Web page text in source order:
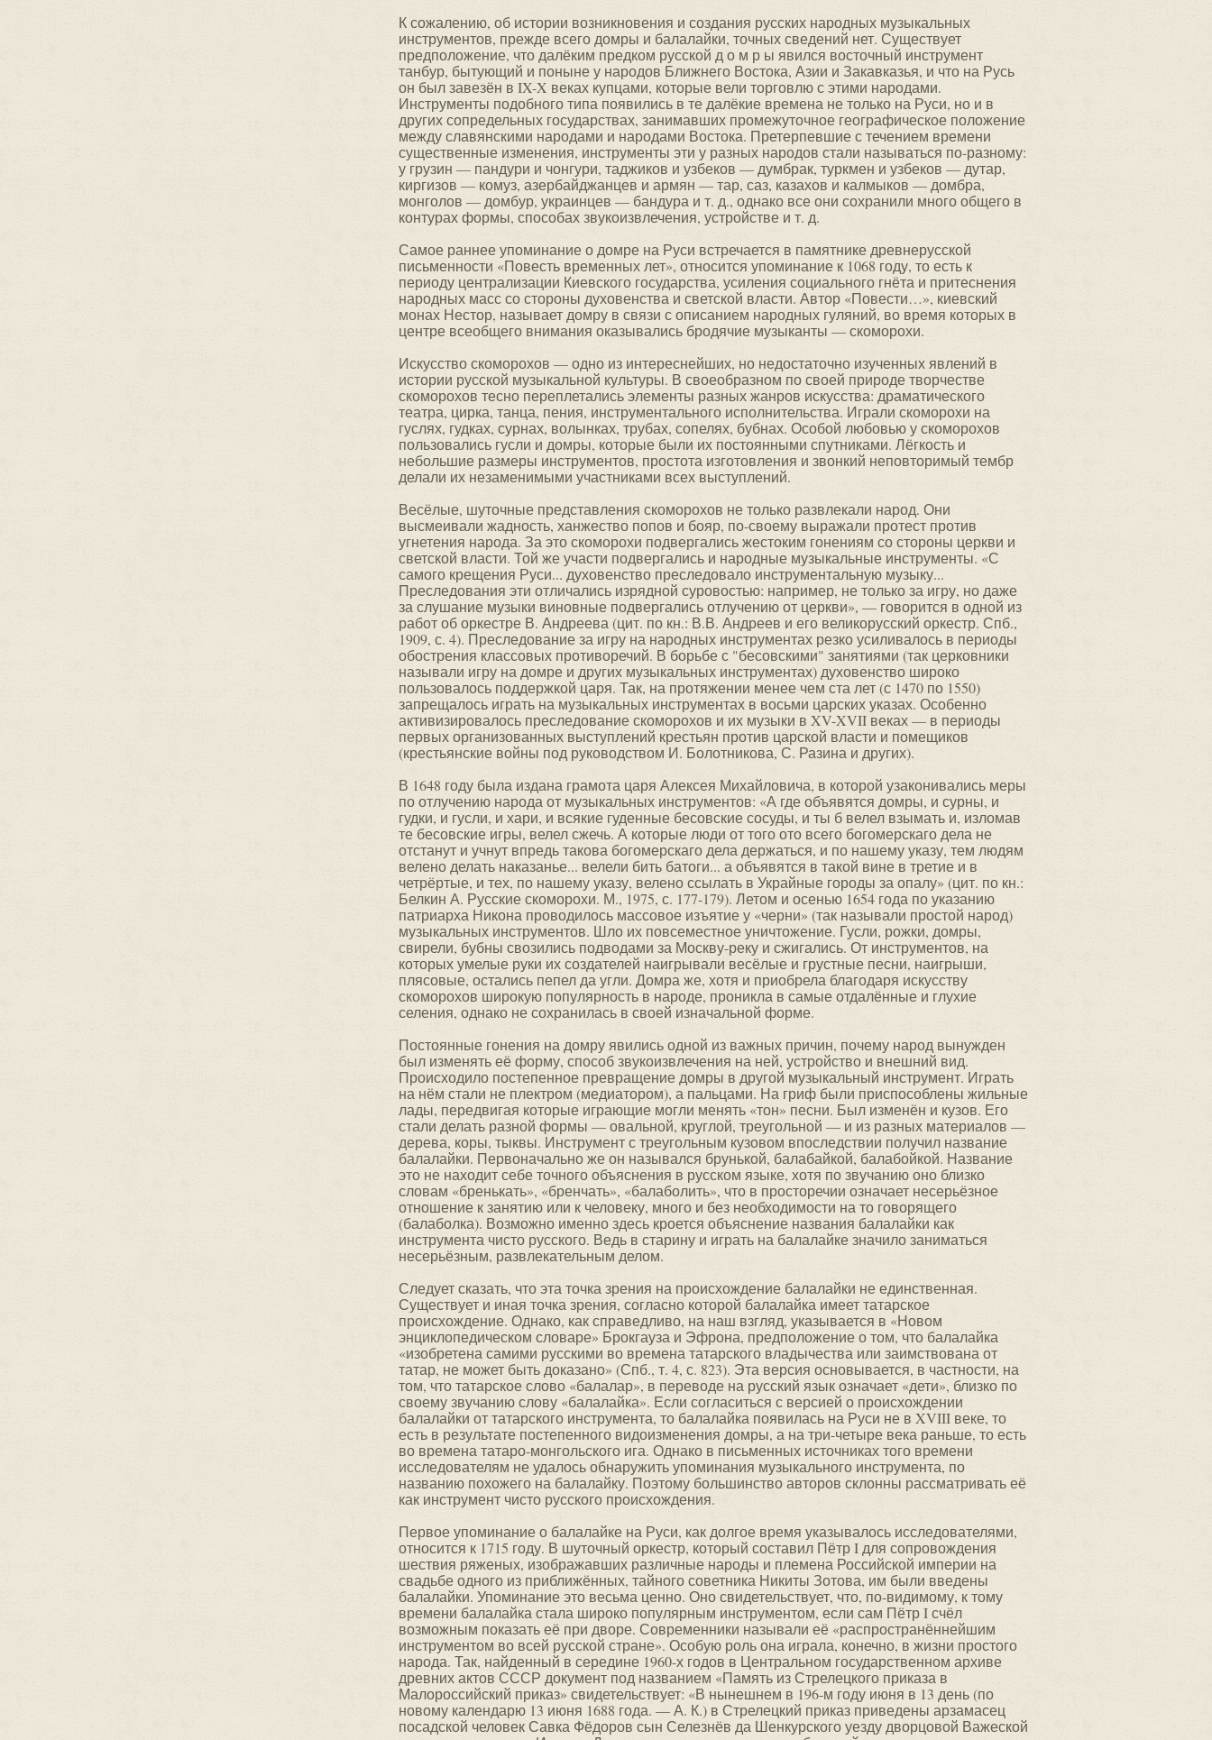
К сожалению, об истории возникновения и создания русских народных музыкальных
инструментов, прежде всего домры и балалайки, точных сведений нет. Существует
предположение, что далёким предком русской д о м р ы явился восточный инструмент
танбур, бытующий и поныне у народов Ближнего Востока, Азии и Закавказья, и что на Русь
он был завезён в IX-X веках купцами, которые вели торговлю с этими народами.
Инструменты подобного типа появились в те далёкие времена не только на Руси, но и в
других сопредельных государствах, занимавших промежуточное географическое положение
между славянскими народами и народами Востока. Претерпевшие с течением времени
существенные изменения, инструменты эти у разных народов стали называться по-разному:
у грузин — пандури и чонгури, таджиков и узбеков — думбрак, туркмен и узбеков — дутар,
киргизов — комуз, азербайджанцев и армян — тар, саз, казахов и калмыков — домбра,
монголов — домбур, украинцев — бандура и т. д., однако все они сохранили много общего в
контурах формы, способах звукоизвлечения, устройстве и т. д.
Самое раннее упоминание о домре на Руси встречается в памятнике древнерусской
письменности «Повесть временных лет», относится упоминание к 1068 году, то есть к
периоду централизации Киевского государства, усиления социального гнёта и притеснения
народных масс со стороны духовенства и светской власти. Автор «Повести…», киевский
монах Нестор, называет домру в связи с описанием народных гуляний, во время которых в
центре всеобщего внимания оказывались бродячие музыканты — скоморохи.
Искусство скоморохов — одно из интереснейших, но недостаточно изученных явлений в
истории русской музыкальной культуры. В своеобразном по своей природе творчестве
скоморохов тесно переплетались элементы разных жанров искусства: драматического
театра, цирка, танца, пения, инструментального исполнительства. Играли скоморохи на
гуслях, гудках, сурнах, волынках, трубах, сопелях, бубнах. Особой любовью у скоморохов
пользовались гусли и домры, которые были их постоянными спутниками. Лёгкость и
небольшие размеры инструментов, простота изготовления и звонкий неповторимый тембр
делали их незаменимыми участниками всех выступлений.
Весёлые, шуточные представления скоморохов не только развлекали народ. Они
высмеивали жадность, ханжество попов и бояр, по-своему выражали протест против
угнетения народа. За это скоморохи подвергались жестоким гонениям со стороны церкви и
светской власти. Той же участи подвергались и народные музыкальные инструменты. «С
самого крещения Руси... духовенство преследовало инструментальную музыку...
Преследования эти отличались изрядной суровостью: например, не только за игру, но даже
за слушание музыки виновные подвергались отлучению от церкви», — говорится в одной из
работ об оркестре В. Андреева (цит. по кн.: В.В. Андреев и его великорусский оркестр. Спб.,
1909, с. 4). Преследование за игру на народных инструментах резко усиливалось в периоды
обострения классовых противоречий. В борьбе с "бесовскими" занятиями (так церковники
называли игру на домре и других музыкальных инструментах) духовенство широко
пользовалось поддержкой царя. Так, на протяжении менее чем ста лет (с 1470 по 1550)
запрещалось играть на музыкальных инструментах в восьми царских указах. Особенно
активизировалось преследование скоморохов и их музыки в XV-XVII веках — в периоды
первых организованных выступлений крестьян против царской власти и помещиков
(крестьянские войны под руководством И. Болотникова, С. Разина и других).
В 1648 году была издана грамота царя Алексея Михайловича, в которой узаконивались меры
по отлучению народа от музыкальных инструментов: «А где объявятся домры, и сурны, и
гудки, и гусли, и хари, и всякие гуденные бесовские сосуды, и ты б велел взымать и, изломав
те бесовские игры, велел сжечь. А которые люди от того ото всего богомерскаго дела не
отстанут и учнут впредь такова богомерскаго дела держаться, и по нашему указу, тем людям
велено делать наказанье... велели бить батоги... а объявятся в такой вине в третие и в
четрёртые, и тех, по нашему указу, велено ссылать в Украйные городы за опалу» (цит. по кн.:
Белкин А. Русские скоморохи. М., 1975, с. 177-179). Летом и осенью 1654 года по указанию
патриарха Никона проводилось массовое изъятие у «черни» (так называли простой народ)
музыкальных инструментов. Шло их повсеместное уничтожение. Гусли, рожки, домры,
свирели, бубны свозились подводами за Москву-реку и сжигались. От инструментов, на
которых умелые руки их создателей наигрывали весёлые и грустные песни, наигрыши,
плясовые, остались пепел да угли. Домра же, хотя и приобрела благодаря искусству
скоморохов широкую популярность в народе, проникла в самые отдалённые и глухие
селения, однако не сохранилась в своей изначальной форме.
Постоянные гонения на домру явились одной из важных причин, почему народ вынужден
был изменять её форму, способ звукоизвлечения на ней, устройство и внешний вид.
Происходило постепенное превращение домры в другой музыкальный инструмент. Играть
на нём стали не плектром (медиатором), а пальцами. На гриф были приспособлены жильные
лады, передвигая которые играющие могли менять «тон» песни. Был изменён и кузов. Его
стали делать разной формы — овальной, круглой, треугольной — и из разных материалов —
дерева, коры, тыквы. Инструмент с треугольным кузовом впоследствии получил название
балалайки. Первоначально же он назывался брунькой, балабайкой, балабойкой. Название
это не находит себе точного объяснения в русском языке, хотя по звучанию оно близко
словам «бренькать», «бренчать», «балаболить», что в просторечии означает несерьёзное
отношение к занятию или к человеку, много и без необходимости на то говорящего
(балаболка). Возможно именно здесь кроется объяснение названия балалайки как
инструмента чисто русского. Ведь в старину и играть на балалайке значило заниматься
несерьёзным, развлекательным делом.
Следует сказать, что эта точка зрения на происхождение балалайки не единственная.
Существует и иная точка зрения, согласно которой балалайка имеет татарское
происхождение. Однако, как справедливо, на наш взгляд, указывается в «Новом
энциклопедическом словаре» Брокгауза и Эфрона, предположение о том, что балалайка
«изобретена самими русскими во времена татарского владычества или заимствована от
татар, не может быть доказано» (Спб., т. 4, с. 823). Эта версия основывается, в частности, на
том, что татарское слово «балалар», в переводе на русский язык означает «дети», близко по
своему звучанию слову «балалайка». Если согласиться с версией о происхождении
балалайки от татарского инструмента, то балалайка появилась на Руси не в XVIII веке, то
есть в результате постепенного видоизменения домры, а на три-четыре века раньше, то есть
во времена татаро-монгольского ига. Однако в письменных источниках того времени
исследователям не удалось обнаружить упоминания музыкального инструмента, по
названию похожего на балалайку. Поэтому большинство авторов склонны рассматривать её
как инструмент чисто русского происхождения.
Первое упоминание о балалайке на Руси, как долгое время указывалось исследователями,
относится к 1715 году. В шуточный оркестр, который составил Пётр I для сопровождения
шествия ряженых, изображавших различные народы и племена Российской империи на
свадьбе одного из приближённых, тайного советника Никиты Зотова, им были введены
балалайки. Упоминание это весьма ценно. Оно свидетельствует, что, по-видимому, к тому
времени балалайка стала широко популярным инструментом, если сам Пётр I счёл
возможным показать её при дворе. Современники называли её «распространённейшим
инструментом во всей русской стране». Особую роль она играла, конечно, в жизни простого
народа. Так, найденный в середине 1960-х годов в Центральном государственном архиве
древних актов СССР документ под названием «Память из Стрелецкого приказа в
Малороссийский приказ» свидетельствует: «В нынешнем в 196-м году июня в 13 день (по
новому календарю 13 июня 1688 года. — А. К.) в Стрелецкий приказ приведены арзамасец
посадской человек Савка Фёдоров сын Селезнёв да Шенкурского уезду дворцовой Важеской